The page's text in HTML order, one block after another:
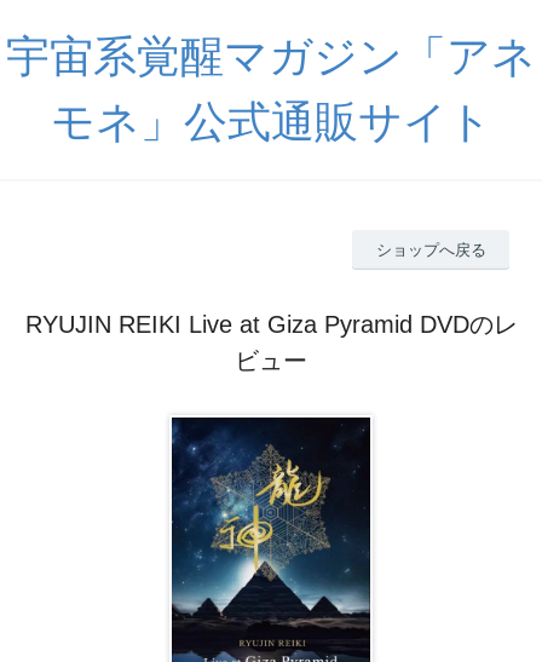
宇宙系覚醒マガジン「アネ
モネ」公式通販サイト
ショップへ戻る
RYUJIN REIKI Live at Giza Pyramid DVDのレ
ビュー